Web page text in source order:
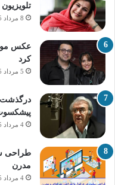
8 مرداد 1405
عکس
کرد
5 مرداد 1405
درگذشت
4 مرداد 1405
طراحی
مدرن
4 مرداد 1405